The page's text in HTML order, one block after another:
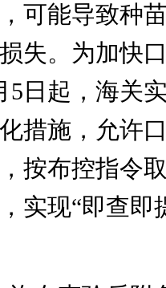
可能导致种
失。为加快
5日起，海关
措施，允许
按布控指令
实现“即查即